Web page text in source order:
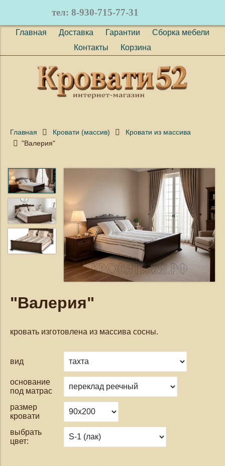
тел: 8-930-715-77-31
Главная Доставка Гарантии
Сборка мебели
Контакты
Корзина
Главная Кровати (массив)
Кровати из массива
"Валерия"
"Валерия"
кровать изготовлена из массива сосны.
вид
основание
под матрас
размер
кровати
выбрать
цвет: